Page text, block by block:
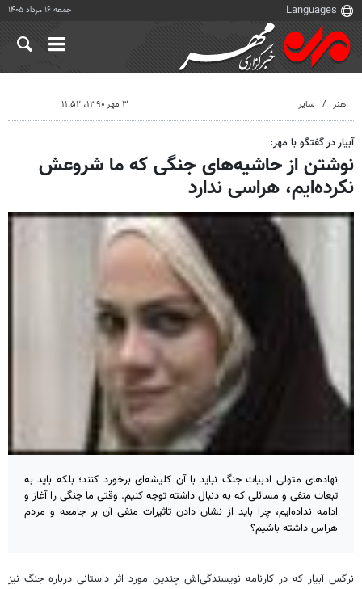
جمعه ۱۶ مرداد ۱۴۰۵
هنر سایر ۳ مهر ۱۳۹۰، ۱۱:۵۲
آبیار در گفتگو با مهر:
نوشتن از حاشیه‌های جنگی که ما شروعش
نکرده‌ایم، هراسی ندارد
نهادهای متولی ادبیات جنگ نباید با آن کلیشه‌ای برخورد کنند؛ بلکه باید به
تبعات منفی و مسائلی که به دنبال داشته توجه کنیم. وقتی ما جنگی را آغاز و
ادامه نداده‌ایم، چرا باید از نشان دادن تاثیرات منفی آن بر جامعه و مردم
هراس داشته باشیم؟
نرگس آبیار که در کارنامه نویسندگی‌اش چندین مورد اثر داستانی درباره جنگ نیز